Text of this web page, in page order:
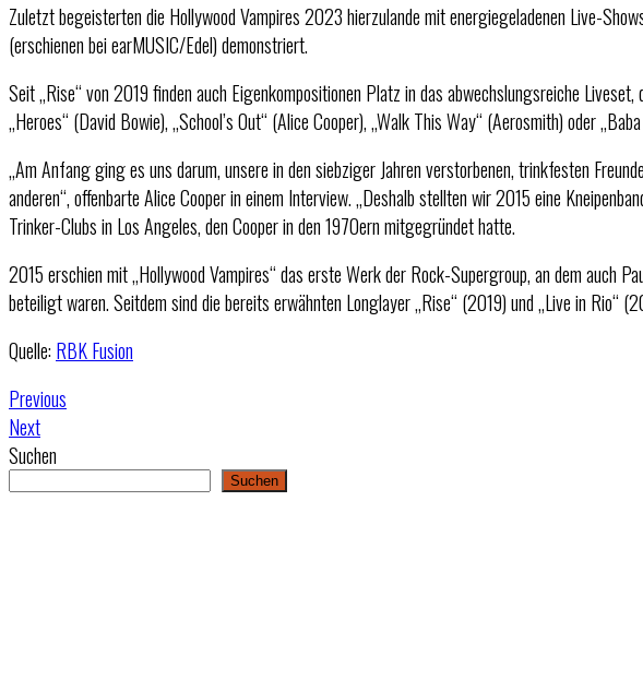
Zuletzt begeisterten die Hollywood Vampires 2023 hierzulande mit energiegeladenen Live-
(erschienen bei earMUSIC/Edel) demonstriert.
Seit „Rise“ von 2019 finden auch Eigenkompositionen Platz in das abwechslungsreiche
„Heroes“ (David Bowie), „School’s Out“ (Alice Cooper), „Walk This Way“ (Aerosmith) oder
„Am Anfang ging es uns darum, unsere in den siebziger Jahren verstorbenen, trinkfesten
anderen“, offenbarte Alice Cooper in einem Interview. „Deshalb stellten wir 2015 eine
Trinker-Clubs in Los Angeles, den Cooper in den 1970ern mitgegründet hatte.
2015 erschien mit „Hollywood Vampires“ das erste Werk der Rock-Supergroup, an dem auch
beteiligt waren. Seitdem sind die bereits erwähnten Longlayer „Rise“ (2019) und „Live in Rio“
Quelle: RBK Fusion
Previous
Next
Suchen
Suchen